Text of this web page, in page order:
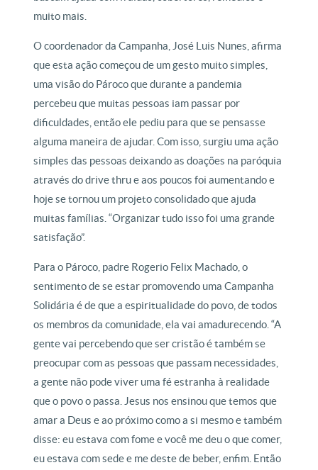
muito mais.
O coordenador da Campanha, José Luis Nunes, afirma
que esta ação começou de um gesto muito simples,
uma visão do Pároco que durante a pandemia
percebeu que muitas pessoas iam passar por
dificuldades, então ele pediu para que se pensasse
alguma maneira de ajudar. Com isso, surgiu uma ação
simples das pessoas deixando as doações na paróquia
através do drive thru e aos poucos foi aumentando e
hoje se tornou um projeto consolidado que ajuda
muitas famílias. “Organizar tudo isso foi uma grande
satisfação”.
Para o Pároco, padre Rogerio Felix Machado, o
sentimento de se estar promovendo uma Campanha
Solidária é de que a espiritualidade do povo, de todos
os membros da comunidade, ela vai amadurecendo. “A
gente vai percebendo que ser cristão é também se
preocupar com as pessoas que passam necessidades,
a gente não pode viver uma fé estranha à realidade
que o povo o passa. Jesus nos ensinou que temos que
amar a Deus e ao próximo como a si mesmo e também
disse: eu estava com fome e você me deu o que comer,
eu estava com sede e me deste de beber, enfim. Então